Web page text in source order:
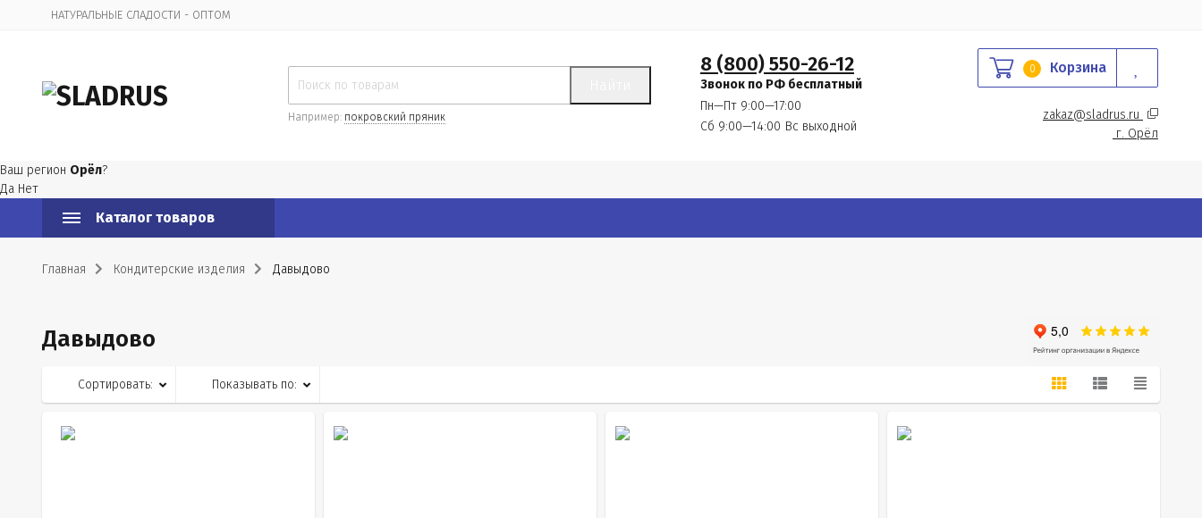
НАТУРАЛЬНЫЕ СЛАДОСТИ - ОПТОМ
Например: покровский пряник
8 (800) 550-26-12
Звонок по РФ бесплатный
Пн—Пт 9:00—17:00
Сб 9:00—14:00 Вс выходной
0 Корзина
zakaz@sladrus.ru
г. Орёл
Ваш регион Орёл?
Да Нет
Каталог товаров
Главная Кондитерские изделия Давыдово
Давыдово
Сортировать: Показывать по: